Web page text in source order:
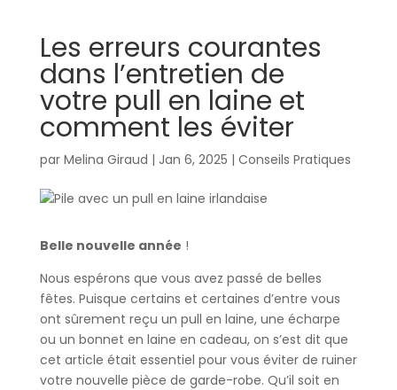
Les erreurs courantes
dans l’entretien de
votre pull en laine et
comment les éviter
par Melina Giraud | Jan 6, 2025 | Conseils Pratiques
Belle nouvelle année !
Nous espérons que vous avez passé de belles
fêtes. Puisque certains et certaines d’entre vous
ont sûrement reçu un pull en laine, une écharpe
ou un bonnet en laine en cadeau, on s’est dit que
cet article était essentiel pour vous éviter de ruiner
votre nouvelle pièce de garde-robe. Qu’il soit en